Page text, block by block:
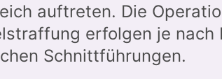
auftreten. Die
erfolgen je nach
Schnittführungen.